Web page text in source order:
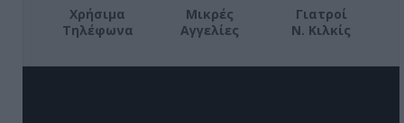
Χρήσιμα
Τηλέφωνα
Μικρές
Αγγελίες
Γιατροί
Ν. Κιλκίς